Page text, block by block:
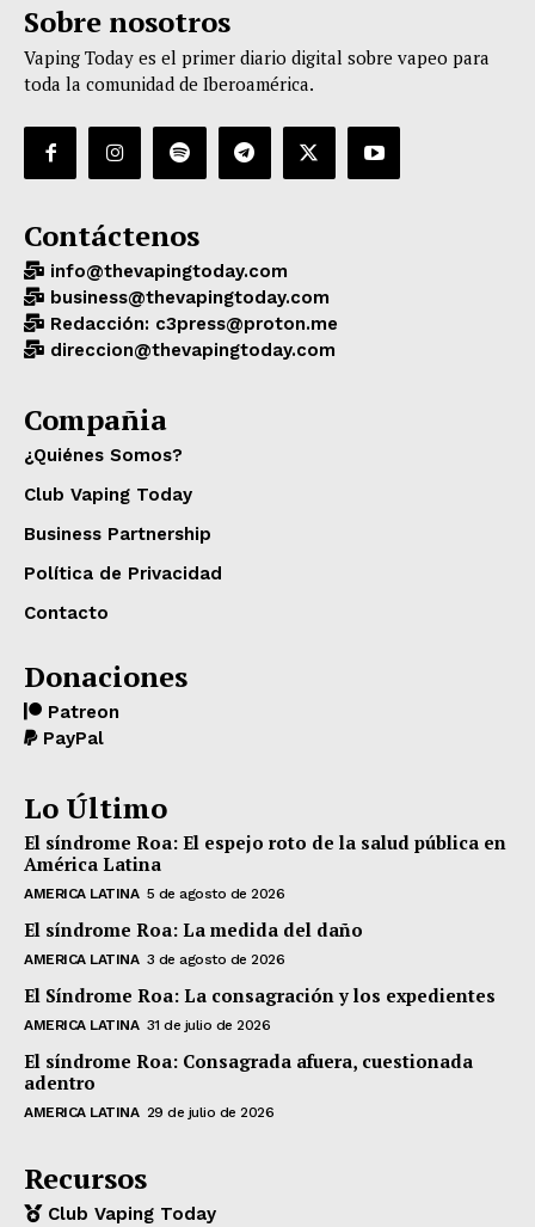
Sobre nosotros
Vaping Today es el primer diario digital sobre vapeo para
toda la comunidad de Iberoamérica.
Contáctenos
info@thevapingtoday.com
business@thevapingtoday.com
Redacción: c3press@proton.me
direccion@thevapingtoday.com
Compañia
¿Quiénes Somos?
Club Vaping Today
Business Partnership
Política de Privacidad
Contacto
Donaciones
Patreon
PayPal
Lo Último
El síndrome Roa: El espejo roto de la salud pública en
América Latina
AMERICA LATINA 5 de agosto de 2026
El síndrome Roa: La medida del daño
AMERICA LATINA 3 de agosto de 2026
El Síndrome Roa: La consagración y los expedientes
AMERICA LATINA 31 de julio de 2026
El síndrome Roa: Consagrada afuera, cuestionada
adentro
AMERICA LATINA 29 de julio de 2026
Recursos
Club Vaping Today